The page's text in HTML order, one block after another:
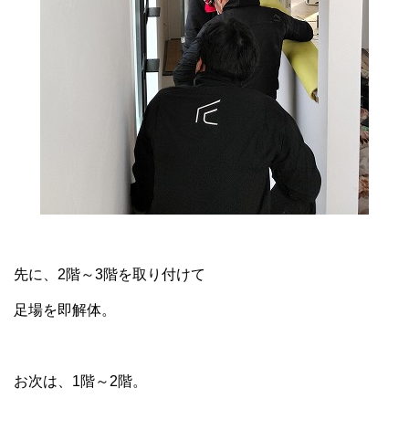
先に、2階～3階を取り付けて
足場を即解体。
お次は、1階～2階。